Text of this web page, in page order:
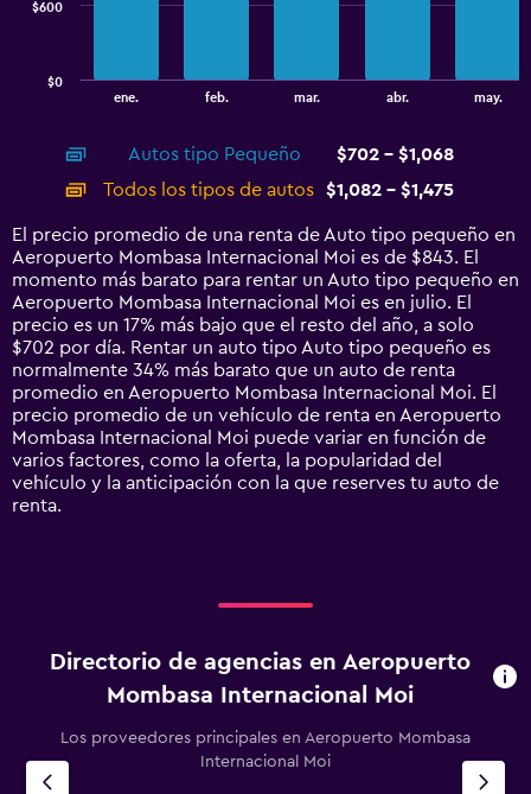
displaying
categories.
Range:
14
categories.
The
chart
has
1
Y
axis
displaying
values.
Range:
0
to
1800.
ene. feb. mar. abr. may.
$0
$600
Autos tipo Pequeño
$702 - $1,068
Todos los tipos de autos
$1,082 - $1,475
El precio promedio de una renta de Auto tipo pequeño en
Aeropuerto Mombasa Internacional Moi es de $843. El
momento más barato para rentar un Auto tipo pequeño en
Aeropuerto Mombasa Internacional Moi es en julio. El
precio es un 17% más bajo que el resto del año, a solo
$702 por día. Rentar un auto tipo Auto tipo pequeño es
normalmente 34% más barato que un auto de renta
promedio en Aeropuerto Mombasa Internacional Moi. El
precio promedio de un vehículo de renta en Aeropuerto
Mombasa Internacional Moi puede variar en función de
varios factores, como la oferta, la popularidad del
vehículo y la anticipación con la que reserves tu auto de
renta.
Directorio de agencias en Aeropuerto
Mombasa Internacional Moi
Los proveedores principales en Aeropuerto Mombasa
Internacional Moi